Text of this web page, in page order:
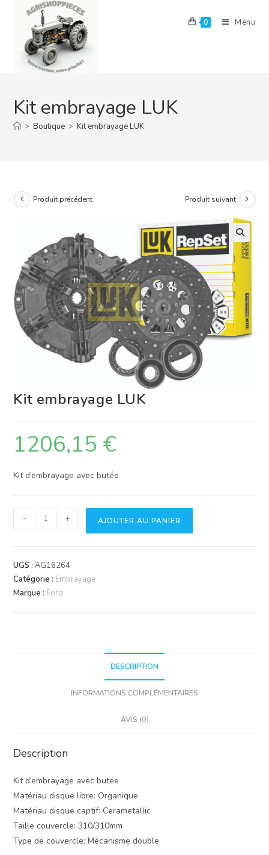
content
0 Menu
Kit embrayage LUK
> Boutique > Kit embrayage LUK
Produit précédent Produit suivant
Kit embrayage LUK
1206,15 €
Kit d’embrayage avec butée
quantité
de
embrayage
LUK
- + AJOUTER AU PANIER
UGS :AG16264
Catégorie : Embrayage
Marque : Ford
DESCRIPTION
INFORMATIONS COMPLÉMENTAIRES
AVIS (0)
Description
Kit d’embrayage avec butée
Matériau disque libre: Organique
Matériau disque captif: Cerametallic
Taille couvercle: 310/310mm
Type de couvercle: Mécanisme double